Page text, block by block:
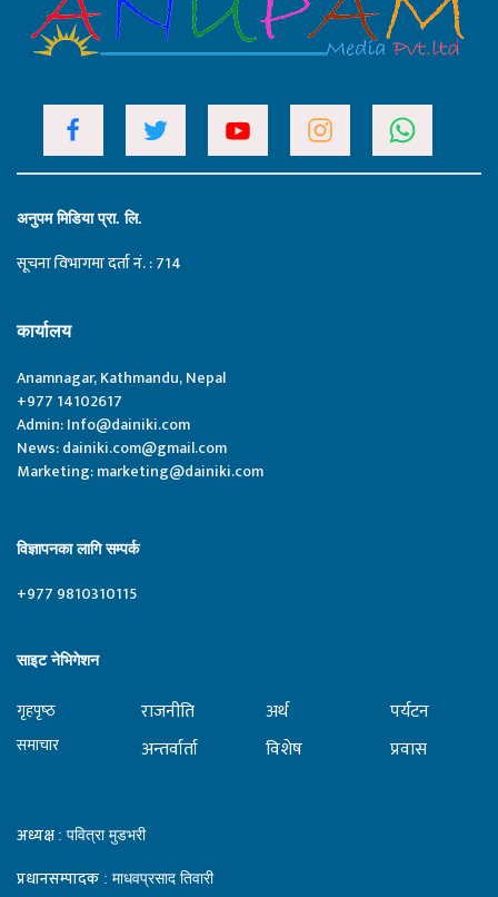
अनुपम मिडिया प्रा. लि.
सूचना विभागमा दर्ता नं. : 714
कार्यालय
Anamnagar, Kathmandu, Nepal
+977 14102617
Admin:Info@dainiki.com
News:dainiki.com@gmail.com
Marketing:marketing@dainiki.com
विज्ञापनका लागि सम्पर्क
+977 9810310115
साइट नेभिगेशन
गृहपृष्‍ठ
समाचार
राजनीति
अन्तर्वार्ता
अर्थ
विशेष
पर्यटन
प्रवास
अध्यक्ष : पवित्रा मुडभरी
प्रधानसम्पादक : माधवप्रसाद तिवारी